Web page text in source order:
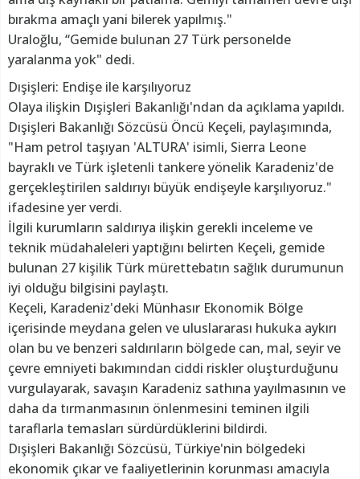
bırakma amaçlı yani bilerek yapılmış."
Uraloğlu, “Gemide bulunan 27 Türk personelde
yaralanma yok" dedi.
Dışişleri: Endişe ile karşılıyoruz
Olaya ilişkin Dışişleri Bakanlığı'ndan da açıklama yapıldı.
Dışişleri Bakanlığı Sözcüsü Öncü Keçeli, paylaşımında,
"Ham petrol taşıyan 'ALTURA' isimli, Sierra Leone
bayraklı ve Türk işletenli tankere yönelik Karadeniz'de
gerçekleştirilen saldırıyı büyük endişeyle karşılıyoruz."
ifadesine yer verdi.
İlgili kurumların saldırıya ilişkin gerekli inceleme ve
teknik müdahaleleri yaptığını belirten Keçeli, gemide
bulunan 27 kişilik Türk mürettebatın sağlık durumunun
iyi olduğu bilgisini paylaştı.
Keçeli, Karadeniz'deki Münhasır Ekonomik Bölge
içerisinde meydana gelen ve uluslararası hukuka aykırı
olan bu ve benzeri saldırıların bölgede can, mal, seyir ve
çevre emniyeti bakımından ciddi riskler oluşturduğunu
vurgulayarak, savaşın Karadeniz sathına yayılmasının ve
daha da tırmanmasının önlenmesini teminen ilgili
taraflarla temasları sürdürdüklerini bildirdi.
Dışişleri Bakanlığı Sözcüsü, Türkiye'nin bölgedeki
ekonomik çıkar ve faaliyetlerinin korunması amacıyla